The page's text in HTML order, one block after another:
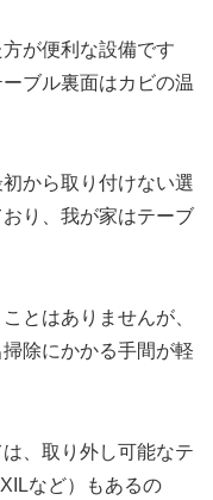
が便利な設備です
ブル裏面はカビの温
から取り付けない選
り、我が家はテーブ
とはありませんが、
除にかかる手間が軽
、取り外し可能なテ
など）もあるの